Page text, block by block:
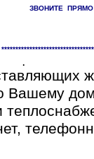
ЗВОНИТЕ
Вашему